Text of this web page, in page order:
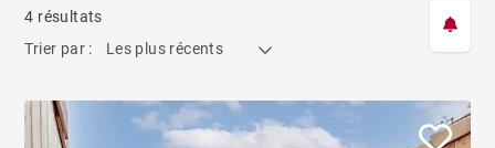
4 résultats
Trier par :
Les plus récents